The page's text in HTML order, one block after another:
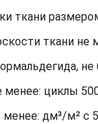
ткани
ткани не
не
менее: циклы
менее: дм³/м² с 5